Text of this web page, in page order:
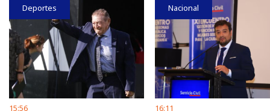
Deportes
15:56
Nacional
16:11